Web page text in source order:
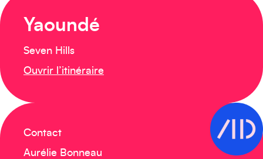
Yaoundé
Seven Hills
Ouvrir l’itinéraire
Contact
Aurélie Bonneau